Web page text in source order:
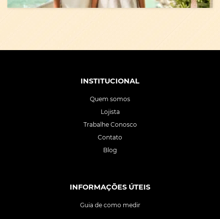
INSTITUCIONAL
Quem somos
Lojista
Trabalhe Conosco
Contato
Blog
INFORMAÇÕES ÚTEIS
Guia de como medir